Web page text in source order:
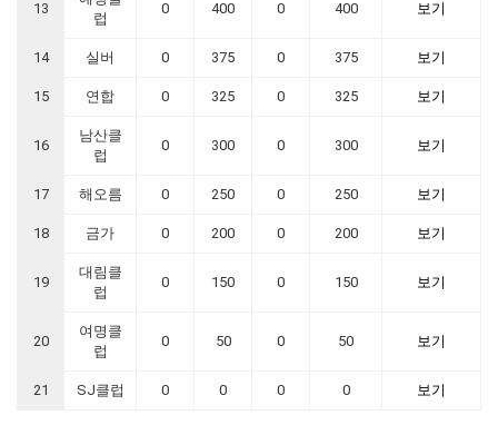
13
럽
0 400 0 400 보기
14 실버 0 375 0 375 보기
15 연합 0 325 0 325 보기
16
남산클
럽
0 300 0 300 보기
17 해오름 0 250 0 250 보기
18 금가 0 200 0 200 보기
19
대림클
럽
0 150 0 150 보기
20
여명클
럽
0 50 0 50 보기
21 SJ클럽 0 0 0 0 보기